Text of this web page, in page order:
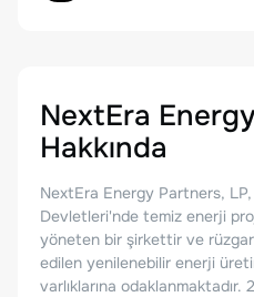
NextEra
Hakkında
NextEra Energy Partners,
Devletleri'nde temiz enerji
yöneten bir şirkettir ve
edilen yenilenebilir enerji
varlıklarına odaklanmaktadır.